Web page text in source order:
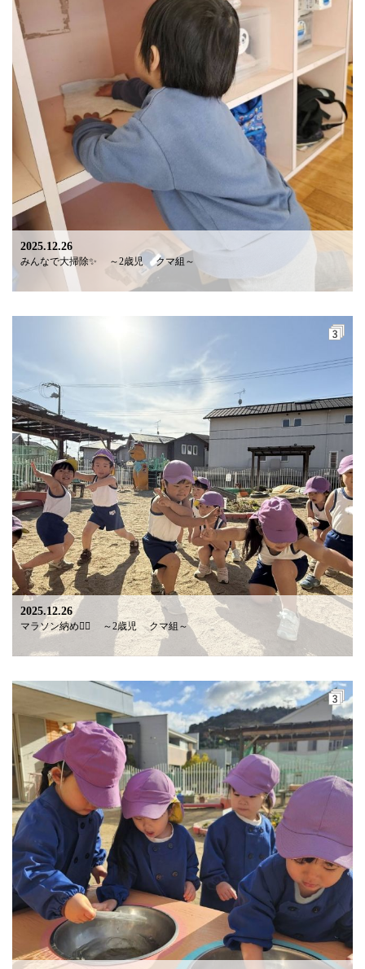
2025.12.26
みんなで大掃除✨️ ～2歳児 クマ組～
2025.12.26
マラソン納め🏃‍♂️ ～2歳児 クマ組～